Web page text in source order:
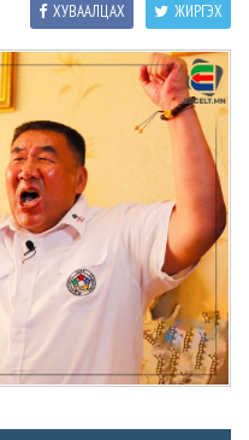
ЖИРГЭХ
ХУВААЛЦАХ